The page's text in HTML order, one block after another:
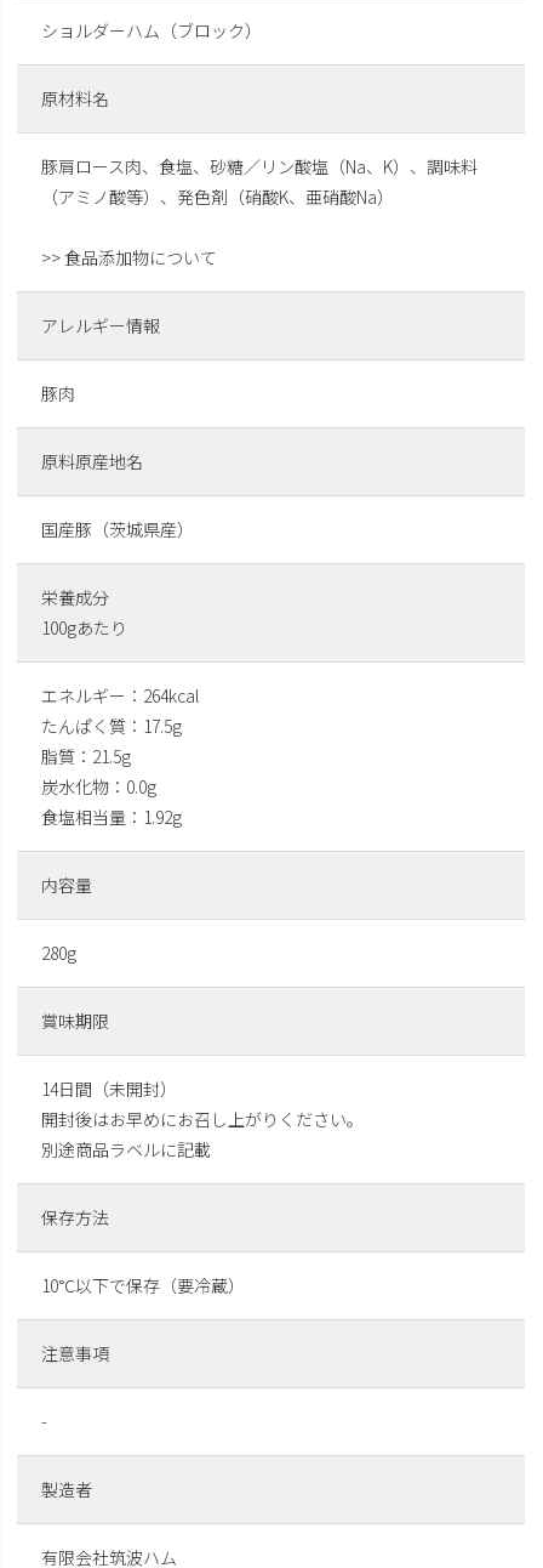
ショルダーハム（ブロック）
原材料名
豚肩ロース肉、食塩、砂糖／リン酸塩（Na、K）、調味料
（アミノ酸等）、発色剤（硝酸K、亜硝酸Na）
>> 食品添加物について
アレルギー情報
豚肉
原料原産地名
国産豚（茨城県産）
栄養成分
100gあたり
エネルギー：264kcal
たんぱく質：17.5g
脂質：21.5g
炭水化物：0.0g
食塩相当量：1.92g
内容量
280g
賞味期限
14日間（未開封）
開封後はお早めにお召し上がりください。
別途商品ラベルに記載
保存方法
10℃以下で保存（要冷蔵）
注意事項
-
製造者
有限会社筑波ハム